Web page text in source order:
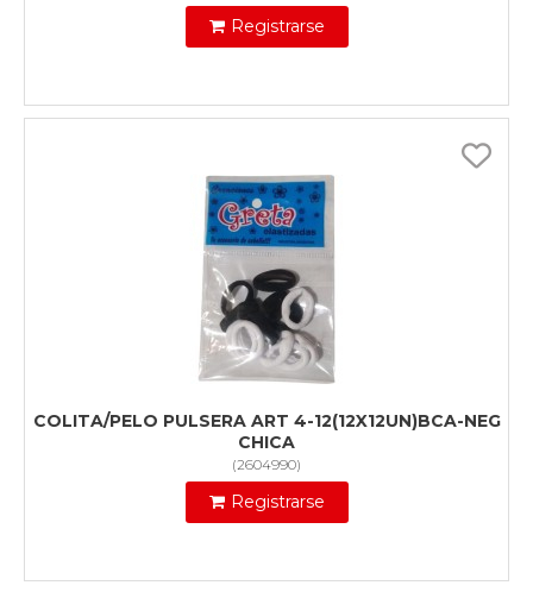
Registrarse
COLITA/PELO PULSERA ART 4-12(12X12UN)BCA-NEG
CHICA
(2604990)
Registrarse